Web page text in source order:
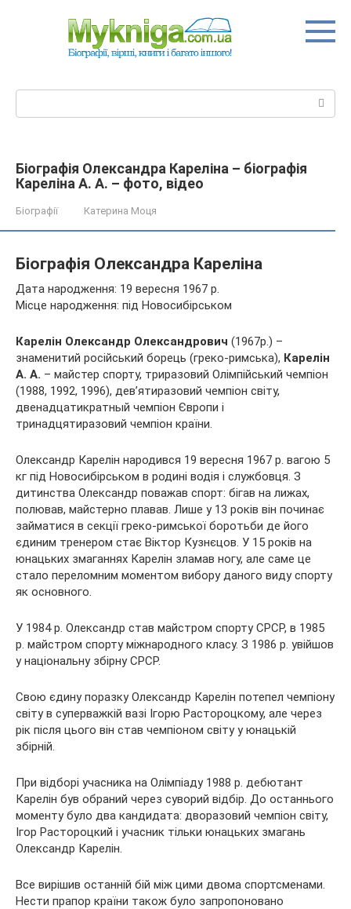
Біографія Олександра Кареліна – біографія
Кареліна А. А. – фото, відео
Біографії Катерина Моця
Біографія Олександра Кареліна
Дата народження: 19 вересня 1967 р.
Місце народження: під Новосибірськом
Карелін Олександр Олександрович (1967р.) –
знаменитий російський борець (греко-римська), Карелін
А. А. – майстер спорту, триразовий Олімпійський чемпіон
(1988, 1992, 1996), дев’ятиразовий чемпіон світу,
двенадцатикратный чемпіон Європи і
тринадцятиразовий чемпіон країни.
Олександр Карелін народився 19 вересня 1967 р. вагою 5
кг під Новосибірськом в родині водія і службовця. З
дитинства Олександр поважав спорт: бігав на лижах,
полював, майстерно плавав. Лише у 13 років він починає
займатися в секції греко-римської боротьби де його
єдиним тренером стає Віктор Кузнєцов. У 15 років на
юнацьких змаганнях Карелін зламав ногу, але саме це
стало переломним моментом вибору даного виду спорту
як основного.
У 1984 р. Олександр став майстром спорту СРСР, в 1985
р. майстром спорту міжнародного класу. З 1986 р. увійшов
у національну збірну СРСР.
Свою єдину поразку Олександр Карелін потепел чемпіону
світу в суперважкій вазі Ігорю Растороцкому, але через
рік після цього він став чемпіоном світу у юнацькій
збірній.
При відборі учасника на Олімпіаду 1988 р. дебютант
Карелін був обраний через суворий відбір. До останнього
моменту було два кандидата: дворазовий чемпіон світу,
Ігор Растороцкий і учасник тільки юнацьких змагань
Олександр Карелін.
Все вирішив останній бій між цими двома спортсменами.
Нести прапор країни також було запропоновано